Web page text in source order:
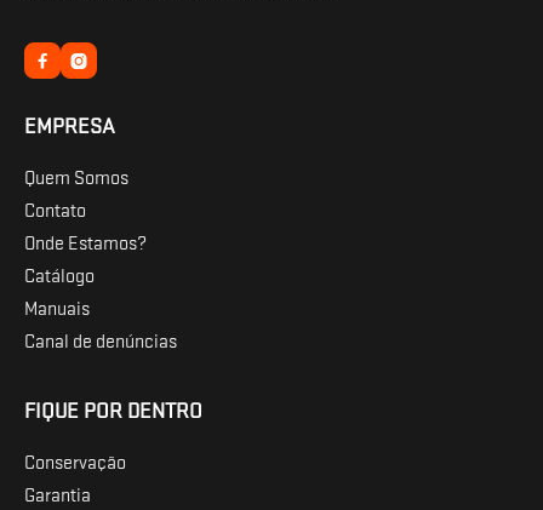
 
EMPRESA
Quem Somos
Contato
Onde Estamos?
Catálogo
Manuais
Canal de denúncias
FIQUE POR DENTRO
Conservação
Garantia